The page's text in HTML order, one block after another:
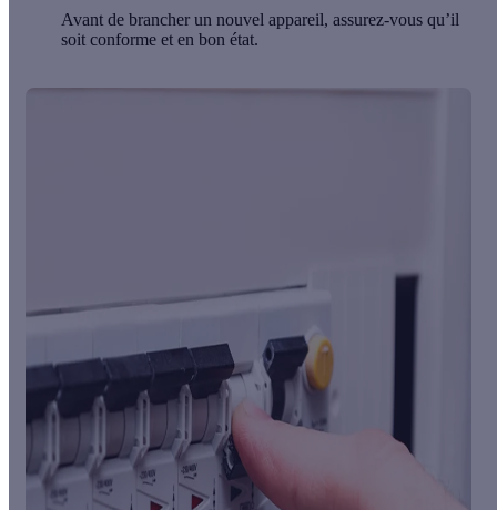
Avant de brancher un nouvel appareil, assurez-vous qu’il
soit conforme et en bon état.